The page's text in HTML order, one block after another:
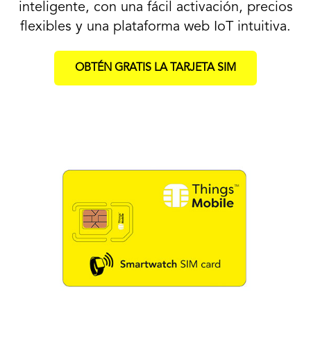
inteligente, con una fácil activación, precios
flexibles y una plataforma web IoT intuitiva.
OBTÉN GRATIS LA TARJETA SIM